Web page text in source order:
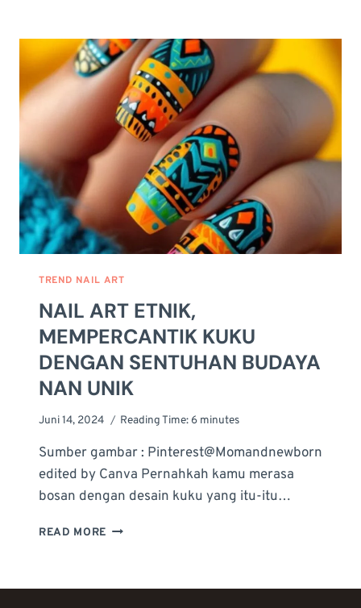
IMLEK:
MAKNA
DI
BALIKNYA
TIPS
MEMBUAT
TREND NAIL ART
NAIL ART ETNIK,
MEMPERCANTIK KUKU
DENGAN SENTUHAN BUDAYA
NAN UNIK
Juni 14, 2024 Reading Time: 6 minutes
Sumber gambar : Pinterest@Momandnewborn
edited by Canva Pernahkah kamu merasa
bosan dengan desain kuku yang itu-itu…
READ MORE NAIL